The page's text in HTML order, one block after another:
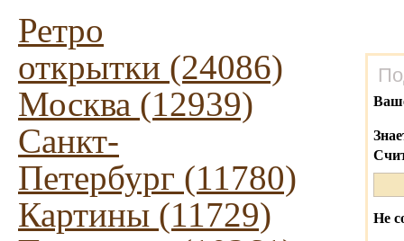
Ретро
открытки (24086)
Москва (12939)
Санкт-
Петербург (11780)
Картины (11729)
Не